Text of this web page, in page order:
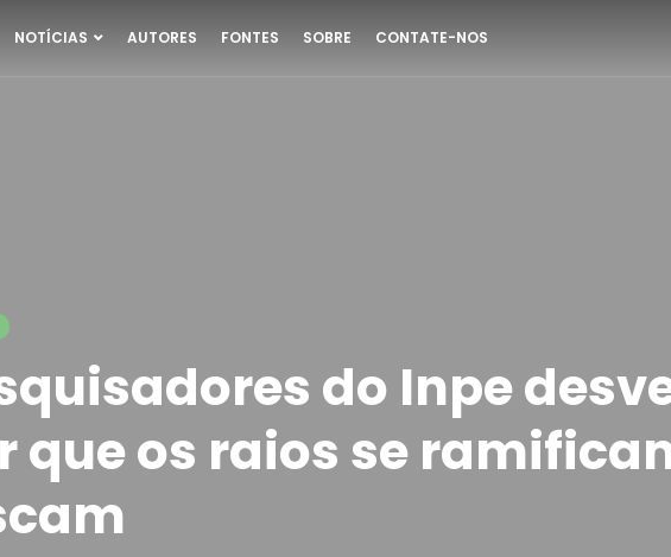
NOTÍCIAS AUTORES FONTES SOBRE CONTATE-NOS
do Inpe
que os raios se